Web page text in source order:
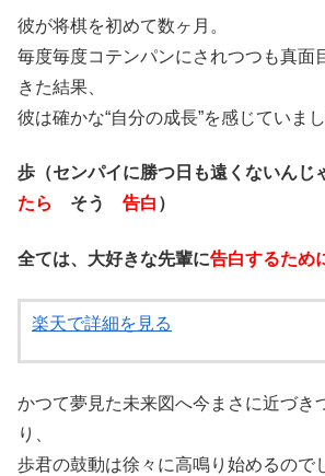
彼が将棋を初めて数ヶ月。
毎度毎度コテンパンにされつつも真面
きた結果、
彼は確かな“自分の成長”を感じていまし
歩（センパイに勝つ日も遠くないん
たら
そう 告白 ）
全ては、大好きな先輩に告白するため
楽天で詳細を見る
かつて夢見た未来図へ今まさに近づき
り、
歩君の鼓動は徐々に高鳴り始めるので